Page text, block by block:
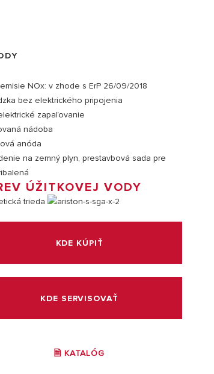
NOx: v zhode s ErP 26/09/2018
bez elektrického pripojenia
zapaľovanie
nádoba
anóda
na zemný plyn, prestavbová sada pre
ÚŽITKOVEJ VODY
trieda
KDE KÚPIŤ
KDE SERVISOVAŤ
🗎 KATALÓG